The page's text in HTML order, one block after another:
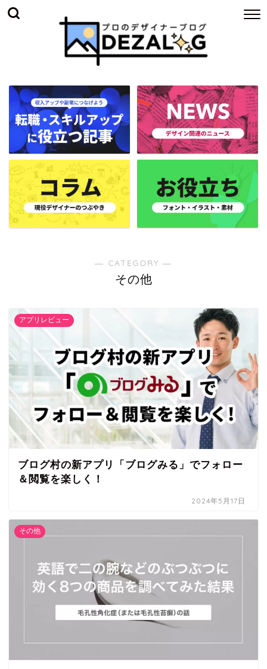
― CATEGORY ―
その他
アプリレビュー
ブログ村の新アプリ「ブログみる」でフォロー
＆閲覧を楽しく！
2024年5月17日
その他